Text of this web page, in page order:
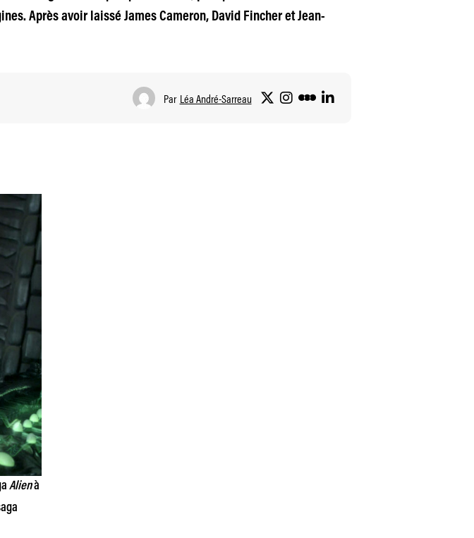
Après avoir laissé James Cameron, David Fincher et Jean-
Par Léa André-Sarreau
Alienà